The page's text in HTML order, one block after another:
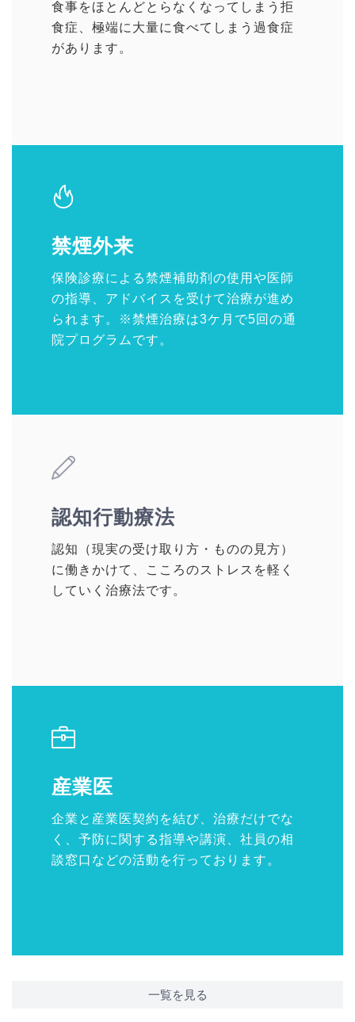
食事をほとんどとらなくなってしまう拒
食症、極端に大量に食べてしまう過食症
があります。
禁煙外来
保険診療による禁煙補助剤の使用や医師
の指導、アドバイスを受けて治療が進め
られます。※禁煙治療は3ケ月で5回の通
院プログラムです。
認知行動療法
認知（現実の受け取り方・ものの見方）
に働きかけて、こころのストレスを軽く
していく治療法です。
産業医
企業と産業医契約を結び、治療だけでな
く、予防に関する指導や講演、社員の相
談窓口などの活動を行っております。
一覧を見る